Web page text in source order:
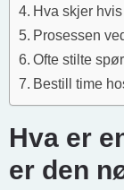
Hva skjer
Prosessen
Ofte stilte
Bestill time
Hva er
er den